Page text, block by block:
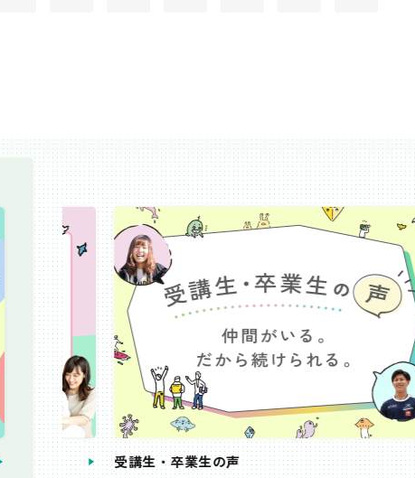
受講生・卒業生の声